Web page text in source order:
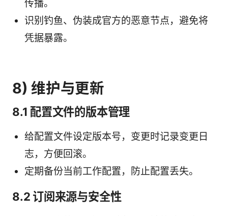
传播。
识别钓鱼、伪装成官方的恶意节点，避免将
凭据暴露。
8) 维护与更新
8.1 配置文件的版本管理
给配置文件设定版本号，变更时记录变更日
志，方便回滚。
定期备份当前工作配置，防止配置丢失。
8.2 订阅来源与安全性